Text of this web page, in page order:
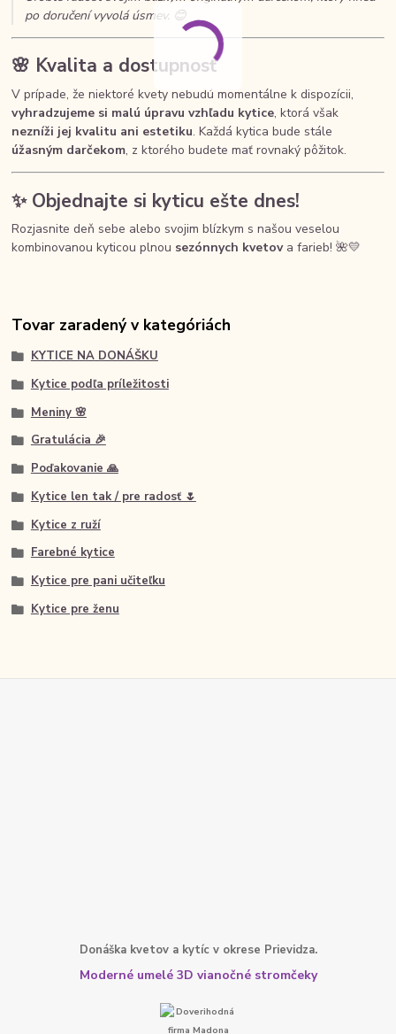
po doručení vyvolá úsmev. 😊
🌸 Kvalita a dostupnosť
V prípade, že niektoré kvety nebudú momentálne k dispozícii,
vyhradzujeme si malú úpravu vzhľadu kytice, ktorá však
nezníži jej kvalitu ani estetiku. Každá kytica bude stále
úžasným darčekom, z ktorého budete mať rovnaký pôžitok.
✨ Objednajte si kyticu ešte dnes!
Rozjasnite deň sebe alebo svojim blízkym s našou veselou
kombinovanou kyticou plnou sezónnych kvetova farieb! 🌺💛
Tovar zaradený v kategóriách
KYTICE NA DONÁŠKU
Kytice podľa príležitosti
Meniny 🌸
Gratulácia 🎉
Poďakovanie 🙏
Kytice len tak / pre radosť 🌷
Kytice z ruží
Farebné kytice
Kytice pre pani učiteľku
Kytice pre ženu
Donáška kvetov a kytíc v okrese Prievidza.
Moderné umelé 3D vianočné stromčeky